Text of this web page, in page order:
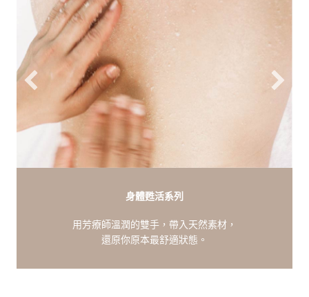
身體甦活系列
用芳療師溫潤的雙手，帶入天然素材，
還原你原本最舒適狀態。